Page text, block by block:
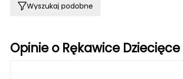
Wyszukaj podobne
Opinie o Rękawice